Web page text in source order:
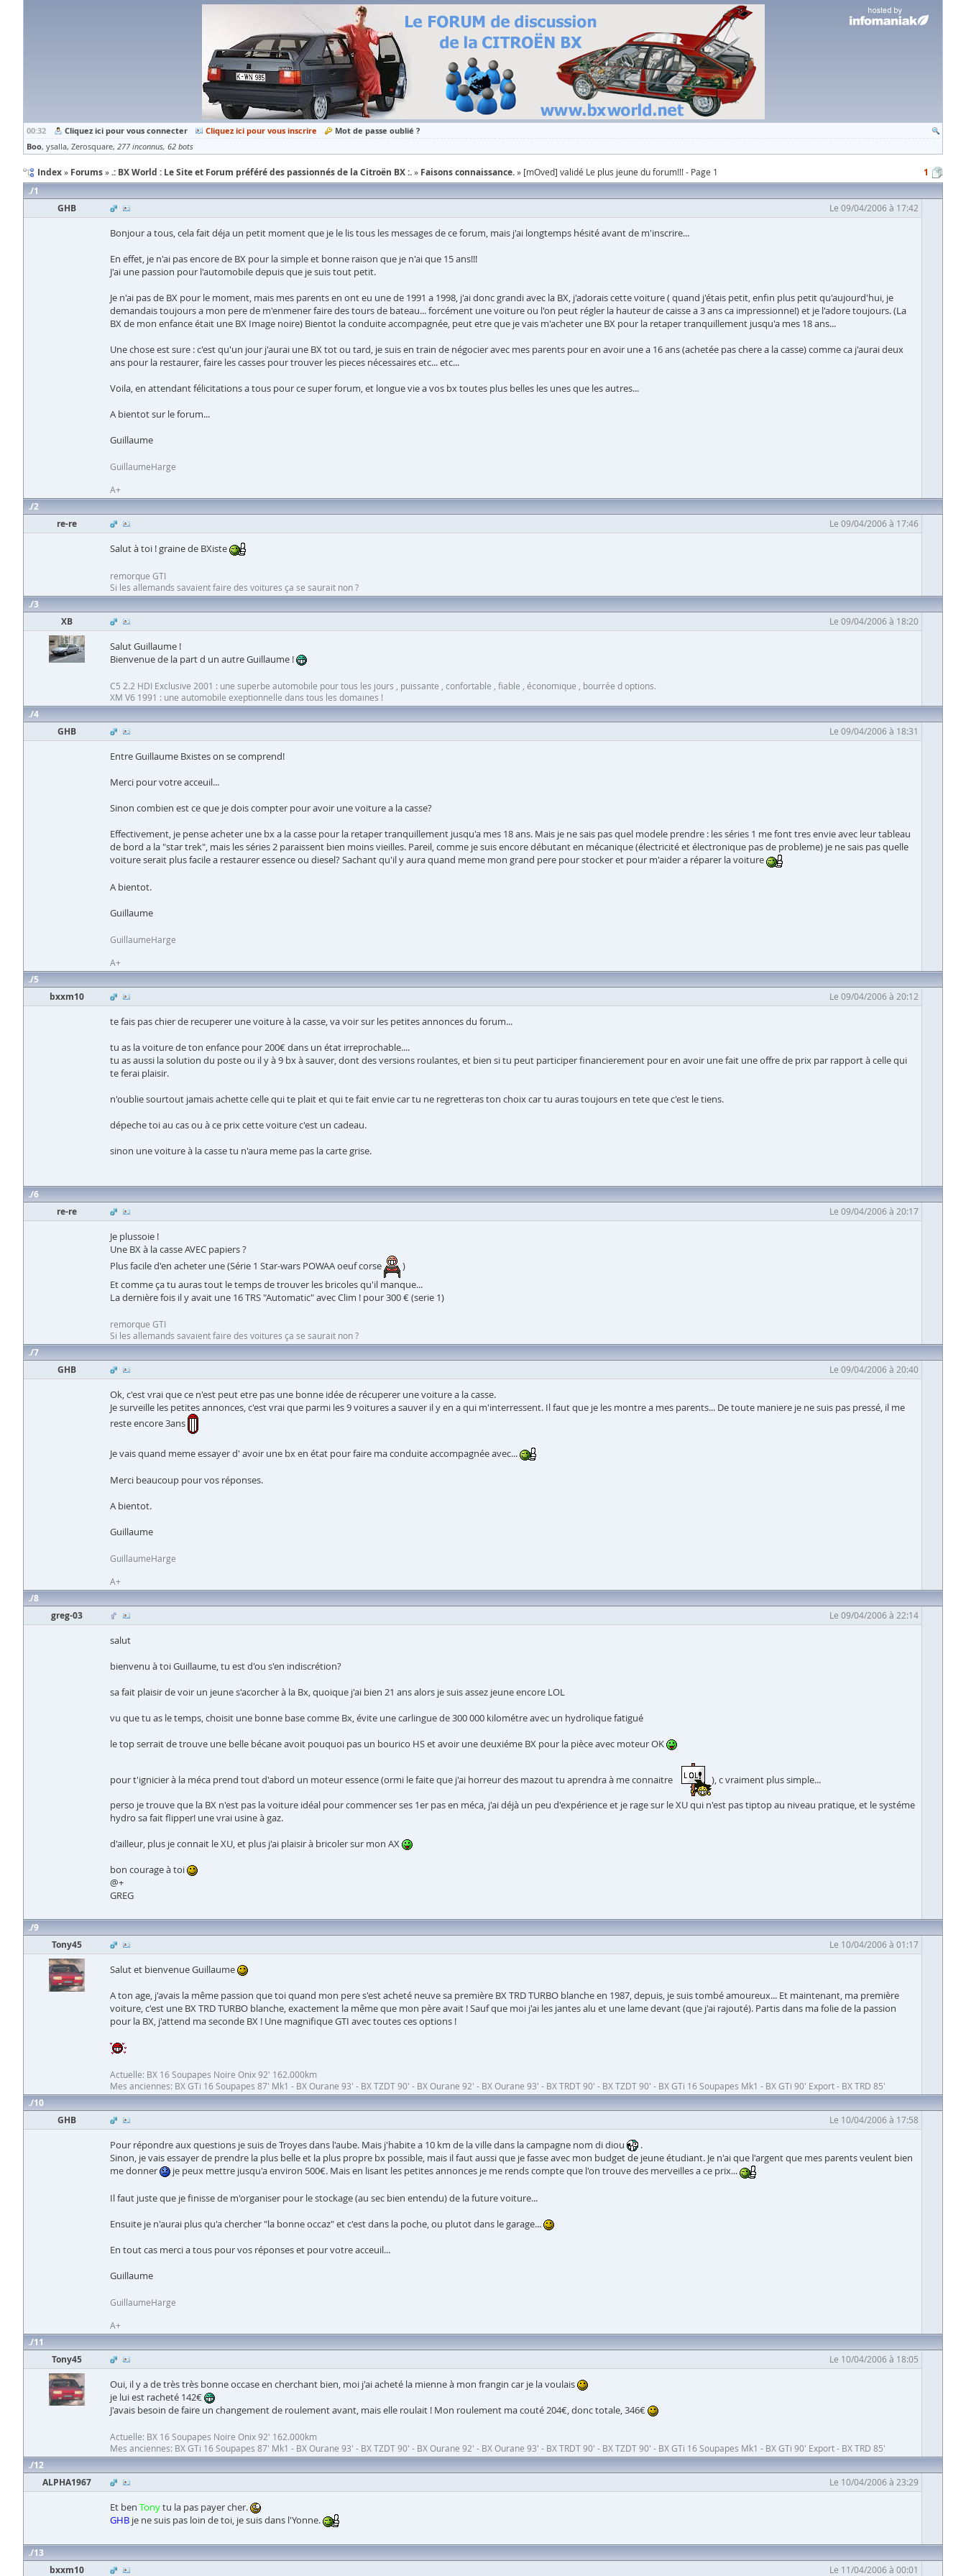
00:32 Cliquez ici pour vous connecter Cliquez ici pour vous inscrire
Mot de passe oublié ?
Boo ysalla Zerosquare 277 inconnus 62 bots
Index Forums .: BX World : Le Site et Forum préféré des passionnés de la Citroën BX :. Faisons connaissance. [mOved] validé Le plus jeune du forum!!! - Page 1
1
1
GHB
Le 09/04/2006 à 17:42
Bonjour a tous, cela fait déja un petit moment que je le lis tous les messages de ce forum, mais j'ai longtemps hésité avant de m'inscrire...
En effet, je n'ai pas encore de BX pour la simple et bonne raison que je n'ai que 15 ans!!!
J'ai une passion pour l'automobile depuis que je suis tout petit.
Je n'ai pas de BX pour le moment, mais mes parents en ont eu une de 1991 a 1998, j'ai donc grandi avec la BX, j'adorais cette voiture ( quand j'étais petit, enfin plus petit qu'aujourd'hui, je
demandais toujours a mon pere de m'enmener faire des tours de bateau... forcément une voiture ou l'on peut régler la hauteur de caisse a 3 ans ca impressionne!) et je l'adore toujours. (La
BX de mon enfance était une BX Image noire) Bientot la conduite accompagnée, peut etre que je vais m'acheter une BX pour la retaper tranquillement jusqu'a mes 18 ans...
Une chose est sure : c'est qu'un jour j'aurai une BX tot ou tard, je suis en train de négocier avec mes parents pour en avoir une a 16 ans (achetée pas chere a la casse) comme ca j'aurai deux
ans pour la restaurer, faire les casses pour trouver les pieces nécessaires etc... etc...
Voila, en attendant félicitations a tous pour ce super forum, et longue vie a vos bx toutes plus belles les unes que les autres...
A bientot sur le forum...
Guillaume
GuillaumeHarge
A+
2
re-re
Le 09/04/2006 à 17:46
Salut à toi ! graine de BXiste
remorque GTI
Si les allemands savaient faire des voitures ça se saurait non ?
3
XB
Le 09/04/2006 à 18:20
Salut Guillaume !
Bienvenue de la part d un autre Guillaume !
C5 2.2 HDI Exclusive 2001 : une superbe automobile pour tous les jours , puissante , confortable , fiable , économique , bourrée d options.
XM V6 1991 : une automobile exeptionnelle dans tous les domaines !
4
GHB
Le 09/04/2006 à 18:31
Entre Guillaume Bxistes on se comprend!
Merci pour votre acceuil...
Sinon combien est ce que je dois compter pour avoir une voiture a la casse?
Effectivement, je pense acheter une bx a la casse pour la retaper tranquillement jusqu'a mes 18 ans. Mais je ne sais pas quel modele prendre : les séries 1 me font tres envie avec leur tableau
de bord a la "star trek", mais les séries 2 paraissent bien moins vieilles. Pareil, comme je suis encore débutant en mécanique (électricité et électronique pas de probleme) je ne sais pas quelle
voiture serait plus facile a restaurer essence ou diesel? Sachant qu'il y aura quand meme mon grand pere pour stocker et pour m'aider a réparer la voiture
A bientot.
Guillaume
GuillaumeHarge
A+
5
bxxm10
Le 09/04/2006 à 20:12
te fais pas chier de recuperer une voiture à la casse, va voir sur les petites annonces du forum...
tu as la voiture de ton enfance pour 200€ dans un état irreprochable....
tu as aussi la solution du poste ou il y à 9 bx à sauver, dont des versions roulantes, et bien si tu peut participer financierement pour en avoir une fait une offre de prix par rapport à celle qui
te ferai plaisir.
n'oublie sourtout jamais achette celle qui te plait et qui te fait envie car tu ne regretteras ton choix car tu auras toujours en tete que c'est le tiens.
dépeche toi au cas ou à ce prix cette voiture c'est un cadeau.
sinon une voiture à la casse tu n'aura meme pas la carte grise.
6
re-re
Le 09/04/2006 à 20:17
Je plussoie !
Une BX à la casse AVEC papiers ?
Plus facile d'en acheter une (Série 1 Star-wars POWAA oeuf corse
)
Et comme ça tu auras tout le temps de trouver les bricoles qu'il manque...
La dernière fois il y avait une 16 TRS "Automatic" avec Clim ! pour 300 € (serie 1)
remorque GTI
Si les allemands savaient faire des voitures ça se saurait non ?
7
GHB
Le 09/04/2006 à 20:40
Ok, c'est vrai que ce n'est peut etre pas une bonne idée de récuperer une voiture a la casse.
Je surveille les petites annonces, c'est vrai que parmi les 9 voitures a sauver il y en a qui m'interressent. Il faut que je les montre a mes parents... De toute maniere je ne suis pas pressé, il me
reste encore 3ans
Je vais quand meme essayer d' avoir une bx en état pour faire ma conduite accompagnée avec...
Merci beaucoup pour vos réponses.
A bientot.
Guillaume
GuillaumeHarge
A+
8
greg-03
Le 09/04/2006 à 22:14
salut
bienvenu à toi Guillaume, tu est d'ou s'en indiscrétion?
sa fait plaisir de voir un jeune s'acorcher à la Bx, quoique j'ai bien 21 ans alors je suis assez jeune encore LOL
vu que tu as le temps, choisit une bonne base comme Bx, évite une carlingue de 300 000 kilométre avec un hydrolique fatigué
le top serrait de trouve une belle bécane avoit pouquoi pas un bourico HS et avoir une deuxiéme BX pour la pièce avec moteur OK
pour t'ignicier à la méca prend tout d'abord un moteur essence (ormi le faite que j'ai horreur des mazout tu aprendra à me connaitre
), c vraiment plus simple...
perso je trouve que la BX n'est pas la voiture idéal pour commencer ses 1er pas en méca, j'ai déjà un peu d'expérience et je rage sur le XU qui n'est pas tiptop au niveau pratique, et le systéme
hydro sa fait flipper! une vrai usine à gaz.
d'ailleur, plus je connait le XU, et plus j'ai plaisir à bricoler sur mon AX
bon courage à toi
@+
GREG
9
Tony45
Le 10/04/2006 à 01:17
Salut et bienvenue Guillaume
A ton age, j'avais la même passion que toi quand mon pere s'est acheté neuve sa première BX TRD TURBO blanche en 1987, depuis, je suis tombé amoureux... Et maintenant, ma première
voiture, c'est une BX TRD TURBO blanche, exactement la même que mon père avait ! Sauf que moi j'ai les jantes alu et une lame devant (que j'ai rajouté). Partis dans ma folie de la passion
pour la BX, j'attend ma seconde BX ! Une magnifique GTI avec toutes ces options !
Actuelle: BX 16 Soupapes Noire Onix 92' 162.000km
Mes anciennes: BX GTi 16 Soupapes 87' Mk1 - BX Ourane 93' - BX TZDT 90' - BX Ourane 92' - BX Ourane 93' - BX TRDT 90' - BX TZDT 90' - BX GTi 16 Soupapes Mk1 - BX GTi 90' Export - BX TRD 85'
10
GHB
Le 10/04/2006 à 17:58
Pour répondre aux questions je suis de Troyes dans l'aube. Mais j'habite a 10 km de la ville dans la campagne nom di diou
.
Sinon, je vais essayer de prendre la plus belle et la plus propre bx possible, mais il faut aussi que je fasse avec mon budget de jeune étudiant. Je n'ai que l'argent que mes parents veulent bien
me donner
je peux mettre jusqu'a environ 500€. Mais en lisant les petites annonces je me rends compte que l'on trouve des merveilles a ce prix...
Il faut juste que je finisse de m'organiser pour le stockage (au sec bien entendu) de la future voiture...
Ensuite je n'aurai plus qu'a chercher "la bonne occaz" et c'est dans la poche, ou plutot dans le garage...
En tout cas merci a tous pour vos réponses et pour votre acceuil...
Guillaume
GuillaumeHarge
A+
11
Tony45
Le 10/04/2006 à 18:05
Oui, il y a de très très bonne occase en cherchant bien, moi j'ai acheté la mienne à mon frangin car je la voulais
je lui est racheté 142€
J'avais besoin de faire un changement de roulement avant, mais elle roulait ! Mon roulement ma couté 204€, donc totale, 346€
Actuelle: BX 16 Soupapes Noire Onix 92' 162.000km
Mes anciennes: BX GTi 16 Soupapes 87' Mk1 - BX Ourane 93' - BX TZDT 90' - BX Ourane 92' - BX Ourane 93' - BX TRDT 90' - BX TZDT 90' - BX GTi 16 Soupapes Mk1 - BX GTi 90' Export - BX TRD 85'
12
ALPHA1967
Le 10/04/2006 à 23:29
Et ben Tonytu la pas payer cher.
GHB je ne suis pas loin de toi, je suis dans l'Yonne.
13
bxxm10
Le 11/04/2006 à 00:01